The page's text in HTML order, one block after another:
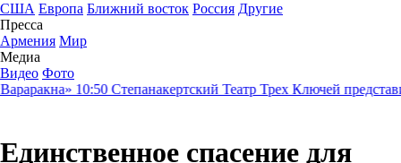
США Европа Ближний восток Россия Другие
Пресса
Армения Мир
Медиа
Видео Фото
10:50Степанакертский Театр Трех Ключей представит
Единственное спасение для